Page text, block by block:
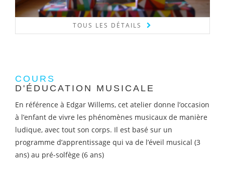
TOUS LES DÉTAILS
COURS
D'ÉDUCATION MUSICALE
En référence à Edgar Willems, cet atelier donne l’occasion
à l’enfant de vivre les phénomènes musicaux de manière
ludique, avec tout son corps. Il est basé sur un
programme d’apprentissage qui va de l’éveil musical (3
ans) au pré-solfège (6 ans)